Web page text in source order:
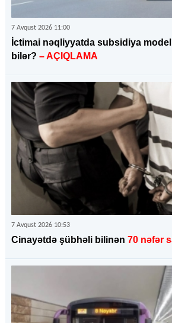
7 Avqust 2026 11:00
İctimai nəqliyyatda subsidiya
bilər? – AÇIQLAMA
7 Avqust 2026 10:53
Cinayətdə şübhəli bilinən 70 nəfər